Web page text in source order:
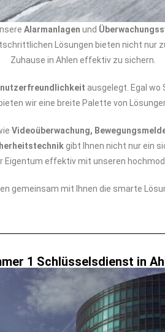
Alarmanlagen und
Lösungen bieten nicht nur
Zuhause in Ahlen effektiv zu sichern.
ausgelegt. Egal wo
wir eine breite Palette von
Videoüberwachung,
gibt Ihnen nicht nur ein
Eigentum effektiv mit unseren
gemeinsam mit Ihnen die smarte
1 Schlüsselsdienst in